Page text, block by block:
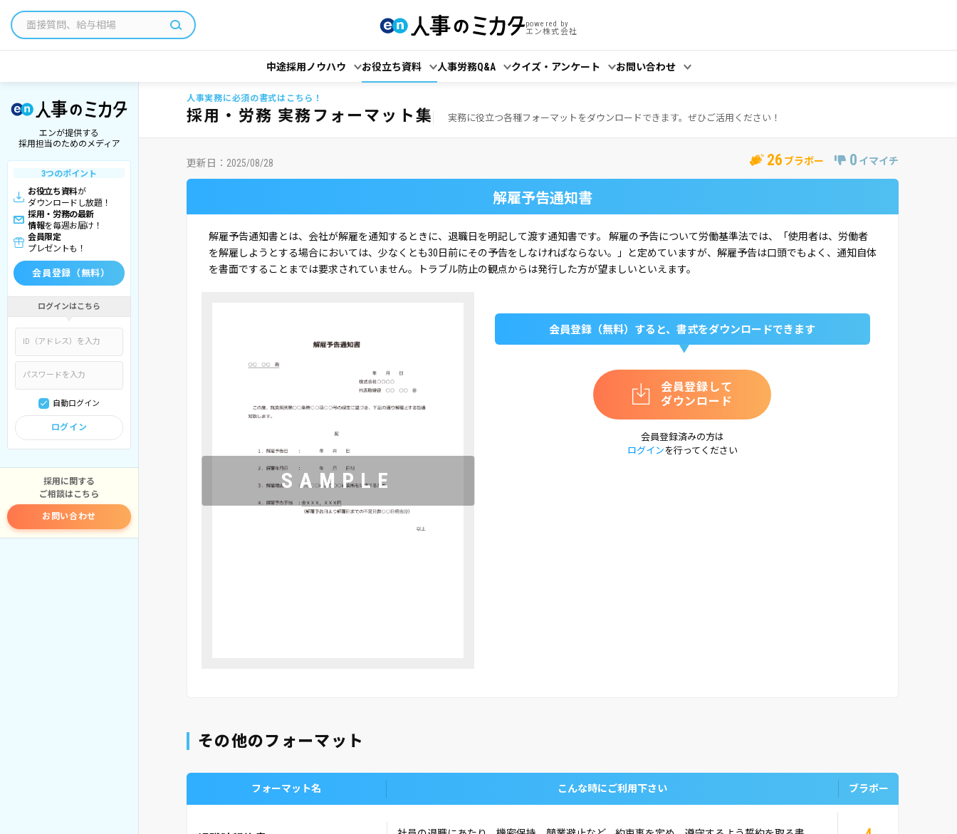
powered by
エン株式会社
中途採用ノウハウ お役立ち資料 人事労務Q&A クイズ・アンケート お問い合わせ
エンが提供する
採用担当のためのメディア
3つのポイント
お役立ち資料が
ダウンロードし放題！
採用・労務の最新
情報を毎週お届け！
会員限定
プレゼントも！
会員登録（無料）
ログインはこちら
自動ログイン
ログイン
採用に関する
ご相談はこちら
お問い合わせ
人事実務に必須の書式はこちら！
採用・労務 実務フォーマット集 実務に役立つ各種フォーマットをダウンロードできます。ぜひご活用ください！
更新日： 2025/08/28 26 ブラボー 0 イマイチ
解雇予告通知書
解雇予告通知書とは、会社が解雇を通知するときに、退職日を明記して渡す通知書です。 解雇の予告について労働基準法では、「使用者は、労働者
を解雇しようとする場合においては、少なくとも30日前にその予告をしなければならない。」と定めていますが、解雇予告は口頭でもよく、通知自体
を書面ですることまでは要求されていません。トラブル防止の観点からは発行した方が望ましいといえます。
会員登録（無料）すると、書式をダウンロードできます
会員登録して
ダウンロード
会員登録済みの方は
ログインを行ってください
その他のフォーマット
フォーマット名 こんな時にご利用下さい ブラボー